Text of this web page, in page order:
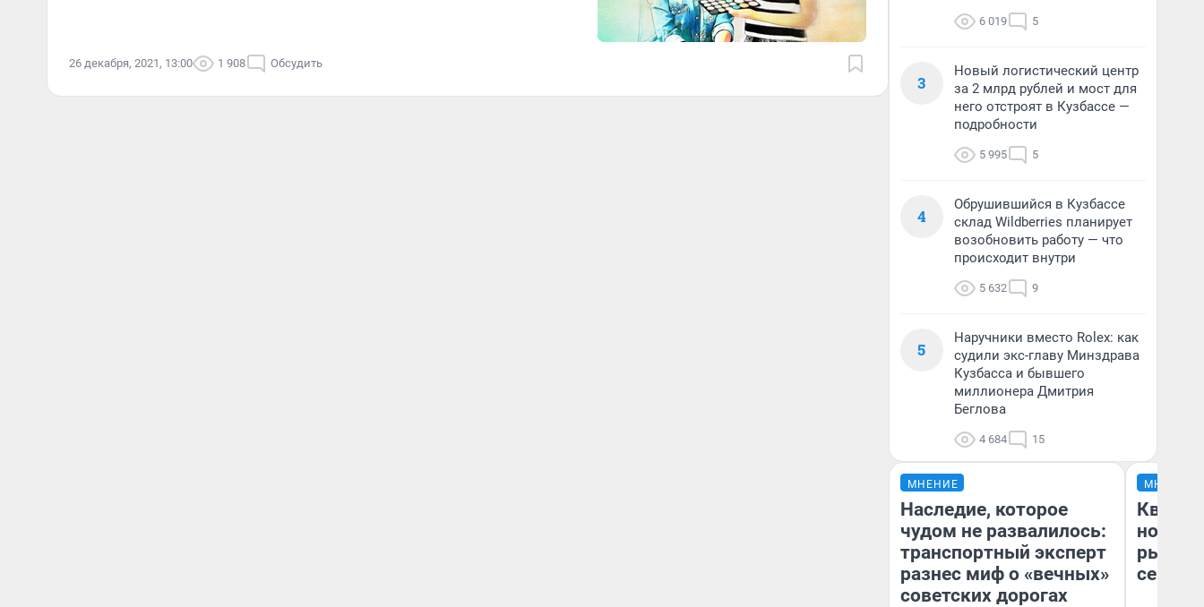
26 декабря, 2021, 13:00 1 908 Обсудить
6 019 5
3
Новый логистический центр
за 2 млрд рублей и мост для
него отстроят в Кузбассе —
подробности
5 995 5
4
Обрушившийся в Кузбассе
склад Wildberries планирует
возобновить работу — что
происходит внутри
5 632 9
5
Наручники вместо Rolex: как
судили экс-главу Минздрава
Кузбасса и бывшего
миллионера Дмитрия
Беглова
4 684 15
МНЕНИЕ
Наследие, которое
чудом не развалилось:
транспортный эксперт
разнес миф о «вечных»
советских дорогах
МНЕНИЕ
но
рынок